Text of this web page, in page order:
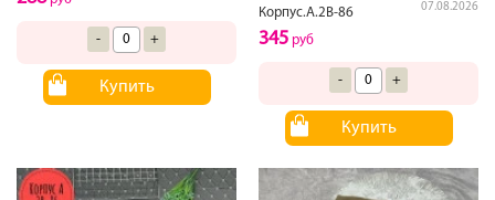
- +
Купить
Корпус.А.2В-86
07.08.2026
345 руб
- +
Купить